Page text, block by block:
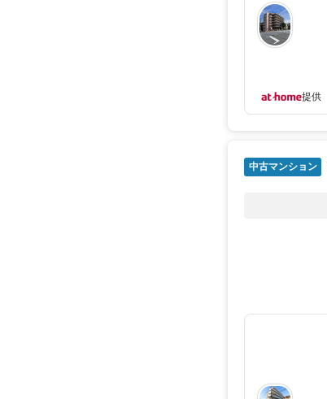
提供
中古マンション